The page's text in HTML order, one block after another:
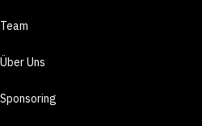
Team
Über Uns
Sponsoring